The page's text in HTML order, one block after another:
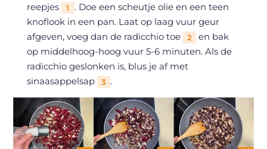
reepjes
1
. Doe een scheutje olie en een teen
knoflook in een pan. Laat op laag vuur geur
afgeven, voeg dan de radicchio toe
2
en bak
op middelhoog-hoog vuur 5-6 minuten. Als de
radicchio geslonken is, blus je af met
sinaasappelsap
3 .